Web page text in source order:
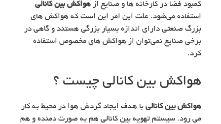
کمبود فضا در کارخانه ها و صنایع از هواکش بین کانالی
استفاده می‌شود. علت این امر این است که هواکش های
بزرگ صنعتی دارای اندازه بسیار بزرگی هستند و گاهی در
برخی صنایع نمی‌توان از هواکش های مخصوص استفاده
کرد.
هواکش بین کانالی چیست ؟
هواکش بین کانالی با هدف ایجاد گردش هوا در محیط به کار
می رود. سیستم تهویه بین کانالی هم به صورت دمنده و هم